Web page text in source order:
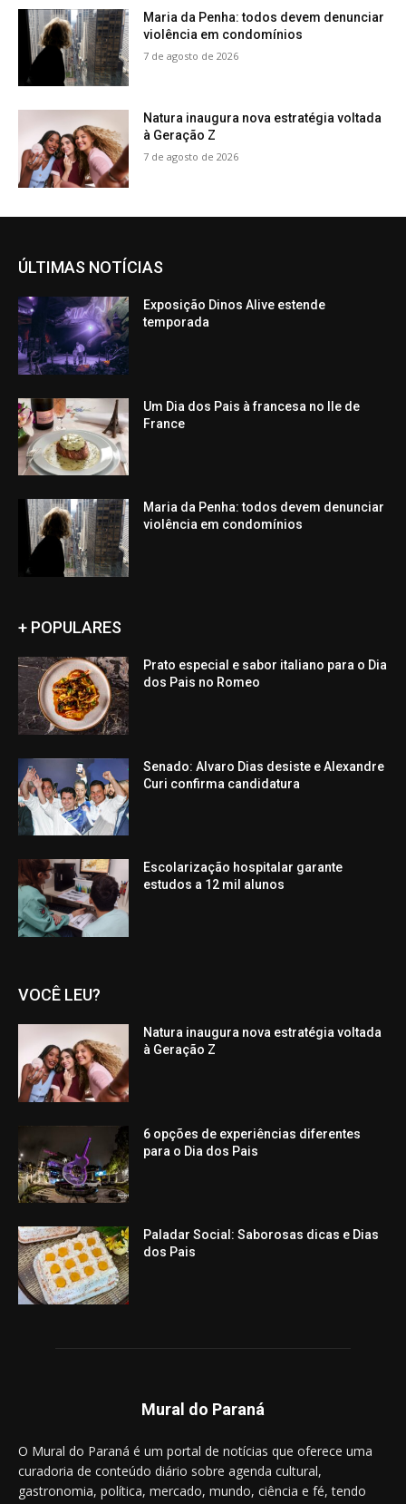
Maria da Penha: todos devem denunciar
violência em condomínios
7 de agosto de 2026
Natura inaugura nova estratégia voltada
à Geração Z
7 de agosto de 2026
ÚLTIMAS NOTÍCIAS
Exposição Dinos Alive estende
temporada
Um Dia dos Pais à francesa no Ile de
France
Maria da Penha: todos devem denunciar
violência em condomínios
+ POPULARES
Prato especial e sabor italiano para o Dia
dos Pais no Romeo
Senado: Alvaro Dias desiste e Alexandre
Curi confirma candidatura
Escolarização hospitalar garante
estudos a 12 mil alunos
VOCÊ LEU?
Natura inaugura nova estratégia voltada
à Geração Z
6 opções de experiências diferentes
para o Dia dos Pais
Paladar Social: Saborosas dicas e Dias
dos Pais
Mural do Paraná
O Mural do Paraná é um portal de notícias que oferece uma
curadoria de conteúdo diário sobre agenda cultural,
gastronomia, política, mercado, mundo, ciência e fé, tendo